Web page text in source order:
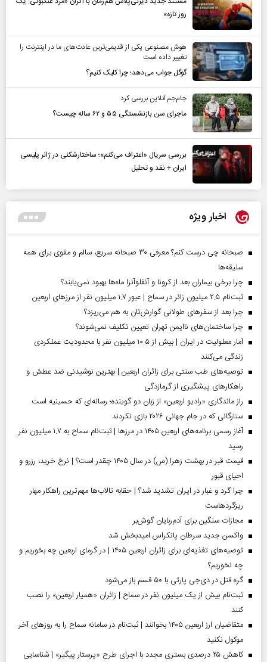
روز تازه»
هوش مصنوعی یکی از قدیمی‌ترین عادت‌های ما در اینترنت را
تغییر داده است
گوگل جواب می‌دهد؛ چرا کلیک کنیم؟
جام‌جم آنلاین بررسی کرد
ماجرای سن بازنشستگی ۵۵ و ۶۲ ساله چیست؟
بررسی سریال «اعتراف می‌کنم»؛ ساختارشکنی در ژانر پلیسی
ایران + نقد و تحلیل
اخبار ویژه
صبحانه چی درست کنم؟ معرفی ۳۰ صبحانه سریع، سالم و مقوی برای همه
سلیقه‌ها
چرا برخی بیماران بعد از کرونا و آنفلوآنزا ماه‌ها بهبود نمی‌یابند؟
ثبت‌نام ۲.۵ میلیون زائر در سماح | عبور ۱.۷ میلیون نفر از مرز‌های اربعین
چرا بعد از سفرهای طولانی گوارش‌تان به هم می‌ریزد؟
چرا ساختمان‌های ناایمن تهران تعیین تکلیف نمی‌شوند؟
آمار معلولیت در ایران | بیش از ۱۰.۵ میلیون نفر با محدودیت عملکردی
زندگی می‌کنند
توصیه‌های طب سنتی برای زائران اربعین | بهترین نوشیدنی ضد عطش و
راهکارهای پیشگیری از گرمازدگی
راز ماندگاری «رادیو اربعین» از زبان دو گوینده؛ رسانه‌ای که حسینیه است
ستارگانی که در جام جهانی ۲۰۲۶ بازی نکردند
آغاز رسمی برنامه‌های اربعین ۱۴۰۵ در مرز‌ها | ثبت‌نام سماح به ۱.۷ میلیون نفر
رسید
قیمت قبر در بهشت زهرا (س) در سال ۱۴۰۵ چقدر است؟ | نرخ خرید، رزرو و
احیای قبور
چرا گرد و غبار در ایران تشدید شد؟ | حقابه تالاب‌ها مهم‌ترین راهکار مهار
ریزگردهاست
مجازات سنگین برای آدم‌ربایان گوش‌بر
واکسن جدید سرطان پانکراس امیدبخش شد
توصیه‌های تغذیه‌ای برای زائران اربعین ۱۴۰۵ | در گرمای اربعین چه بخوریم و
چه نخوریم؟
گره قتل در دی‌جی پارتی با ۵۰ قسم باز می‌شود
ثبت‌نام بیش از یک میلیون نفر در سماح | زائران «همیار اربعین» را نصب
کنند
متقاضیان ارز اربعین ۱۴۰۵ بخوانند | ثبت‌نام در سامانه سماح را به روز‌های آخر
موکول نکنید
کاهش ۲۵ درصدی بستری مجدد با اجرای طرح «پرستار پیگیر» | شناسایی